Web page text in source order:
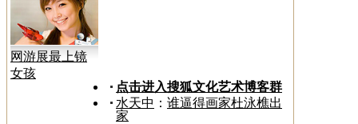
网游展最上镜
女孩
点击进入搜狐文化艺术博客群
水天中 ： 谁逼得画家杜泳樵出
家